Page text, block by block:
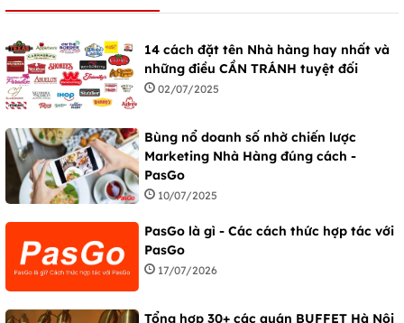
14 cách đặt tên Nhà hàng hay nhất và
những điều CẦN TRÁNH tuyệt đối
02/07/2025
Bùng nổ doanh số nhờ chiến lược
Marketing Nhà Hàng đúng cách -
PasGo
10/07/2025
PasGo là gì - Các cách thức hợp tác với
PasGo
17/07/2026
Tổng hợp 30+ các quán BUFFET Hà Nội